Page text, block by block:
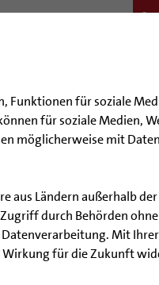
Funktionen für soziale
für soziale Medien,
möglicherweise mit
Ländern außerhalb der
durch Behörden
Mit
Wirkung für die Zukunft
& HILFE BILDUNG
bleiben